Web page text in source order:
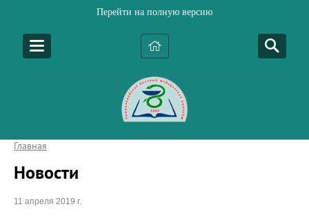
Перейти на полную версию
Главная
Новости
11 апреля 2019 г.